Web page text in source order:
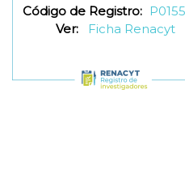
Código de Registro:
Ver:
Ficha Renacyt